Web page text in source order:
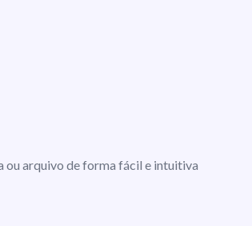
ou arquivo de forma fácil e intuitiva